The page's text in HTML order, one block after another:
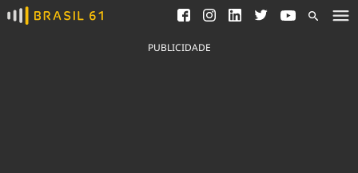
Ver todas as notícias
Saneamento
Indicadores
PUBLICIDADE